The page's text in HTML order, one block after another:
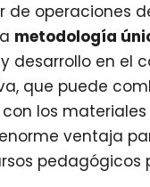
de operaciones
metodología
desarrollo en el
que puede
los
ventaja
pedagógicos